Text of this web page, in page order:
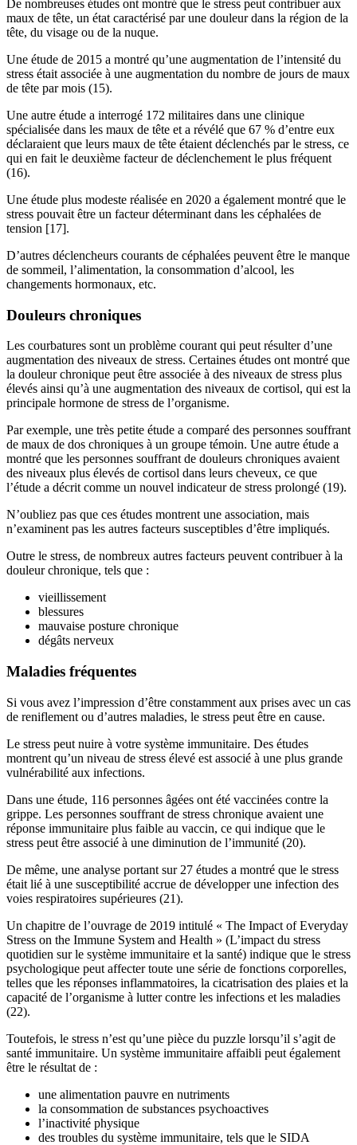
De nombreuses études ont montré que le stress peut contribuer aux
maux de tête, un état caractérisé par une douleur dans la région de la
tête, du visage ou de la nuque.
Une étude de 2015 a montré qu’une augmentation de l’intensité du
stress était associée à une augmentation du nombre de jours de maux
de tête par mois (15).
Une autre étude a interrogé 172 militaires dans une clinique
spécialisée dans les maux de tête et a révélé que 67 % d’entre eux
déclaraient que leurs maux de tête étaient déclenchés par le stress, ce
qui en fait le deuxième facteur de déclenchement le plus fréquent
(16).
Une étude plus modeste réalisée en 2020 a également montré que le
stress pouvait être un facteur déterminant dans les céphalées de
tension [17].
D’autres déclencheurs courants de céphalées peuvent être le manque
de sommeil, l’alimentation, la consommation d’alcool, les
changements hormonaux, etc.
Douleurs chroniques
Les courbatures sont un problème courant qui peut résulter d’une
augmentation des niveaux de stress. Certaines études ont montré que
la douleur chronique peut être associée à des niveaux de stress plus
élevés ainsi qu’à une augmentation des niveaux de cortisol, qui est la
principale hormone de stress de l’organisme.
Par exemple, une très petite étude a comparé des personnes souffrant
de maux de dos chroniques à un groupe témoin. Une autre étude a
montré que les personnes souffrant de douleurs chroniques avaient
des niveaux plus élevés de cortisol dans leurs cheveux, ce que
l’étude a décrit comme un nouvel indicateur de stress prolongé (19).
N’oubliez pas que ces études montrent une association, mais
n’examinent pas les autres facteurs susceptibles d’être impliqués.
Outre le stress, de nombreux autres facteurs peuvent contribuer à la
douleur chronique, tels que :
vieillissement
blessures
mauvaise posture chronique
dégâts nerveux
Maladies fréquentes
Si vous avez l’impression d’être constamment aux prises avec un cas
de reniflement ou d’autres maladies, le stress peut être en cause.
Le stress peut nuire à votre système immunitaire. Des études
montrent qu’un niveau de stress élevé est associé à une plus grande
vulnérabilité aux infections.
Dans une étude, 116 personnes âgées ont été vaccinées contre la
grippe. Les personnes souffrant de stress chronique avaient une
réponse immunitaire plus faible au vaccin, ce qui indique que le
stress peut être associé à une diminution de l’immunité (20).
De même, une analyse portant sur 27 études a montré que le stress
était lié à une susceptibilité accrue de développer une infection des
voies respiratoires supérieures (21).
Un chapitre de l’ouvrage de 2019 intitulé « The Impact of Everyday
Stress on the Immune System and Health » (L’impact du stress
quotidien sur le système immunitaire et la santé) indique que le stress
psychologique peut affecter toute une série de fonctions corporelles,
telles que les réponses inflammatoires, la cicatrisation des plaies et la
capacité de l’organisme à lutter contre les infections et les maladies
(22).
Toutefois, le stress n’est qu’une pièce du puzzle lorsqu’il s’agit de
santé immunitaire. Un système immunitaire affaibli peut également
être le résultat de :
une alimentation pauvre en nutriments
la consommation de substances psychoactives
l’inactivité physique
des troubles du système immunitaire, tels que le SIDA